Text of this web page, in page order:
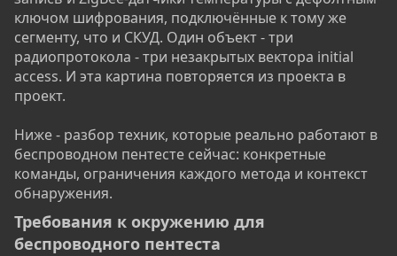
ключом шифрования, подключённые к тому же
сегменту, что и СКУД. Один объект - три
радиопротокола - три незакрытых вектора initial
access. И эта картина повторяется из проекта в
проект.
Ниже - разбор техник, которые реально работают в
беспроводном пентесте сейчас: конкретные
команды, ограничения каждого метода и контекст
обнаружения.
Требования к окружению для
беспроводного пентеста​